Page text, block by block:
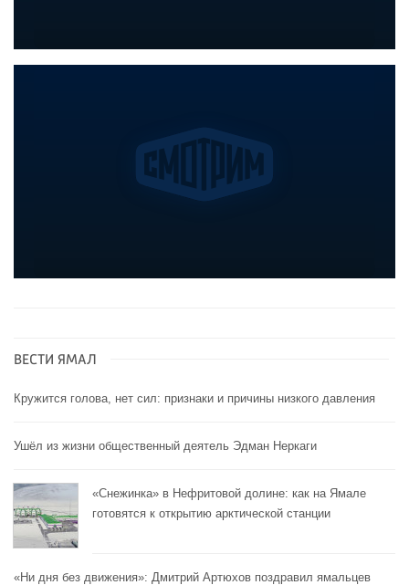
ВЕСТИ ЯМАЛ
Кружится голова, нет сил: признаки и причины низкого давления
Ушёл из жизни общественный деятель Эдман Неркаги
«Снежинка» в Нефритовой долине: как на Ямале
готовятся к открытию арктической станции
«Ни дня без движения»: Дмитрий Артюхов поздравил ямальцев